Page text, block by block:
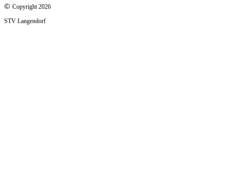
© Copyright 2026
STV Langendorf